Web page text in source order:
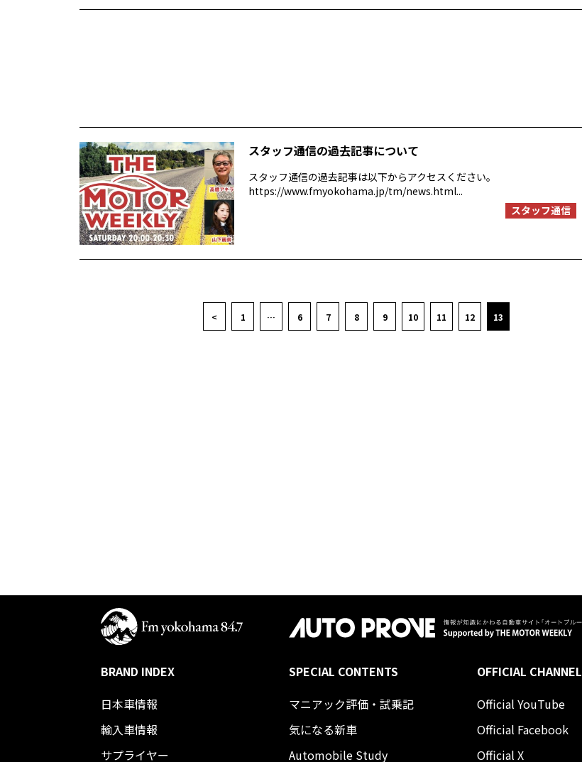
スタッフ通信の過去記事について
スタッフ通信の過去記事は以下からアクセスください。
https://www.fmyokohama.jp/tm/news.html...
スタッフ通信
< 1 … 6 7 8 9 10 11 12 13
BRAND INDEX
日本車情報​
輸入車情報
サプライヤー
SPECIAL CONTENTS
マニアック評価・試乗記
気になる新車
Automobile Study
OFFICIAL CHANNEL
Official YouTube
Official Facebook
Official X